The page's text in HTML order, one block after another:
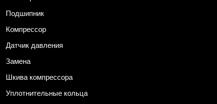
Подшипник
Компрессор
Датчик давления
Замена
Шкива компрессора
Уплотнительные кольца